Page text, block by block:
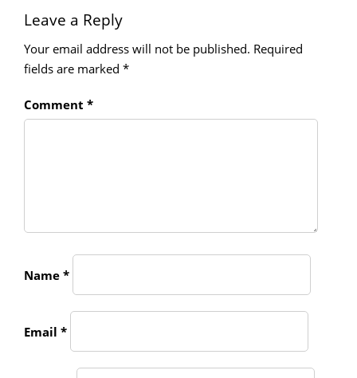
Leave a Reply
Your email address will not be published. Required
fields are marked *
Comment *
Name *
Email *